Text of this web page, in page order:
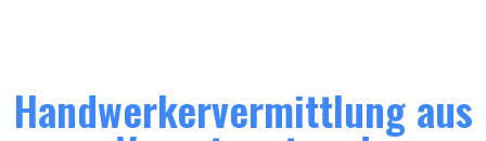
Handwerkervermittlung aus